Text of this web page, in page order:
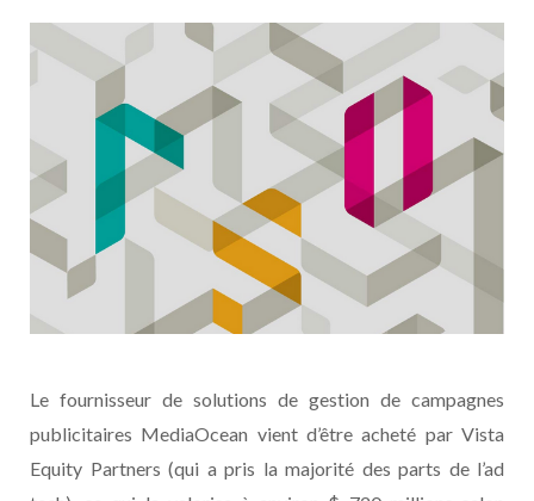
Le fournisseur de solutions de gestion de campagnes
publicitaires MediaOcean vient d’être acheté par Vista
Equity Partners (qui a pris la majorité des parts de l’ad